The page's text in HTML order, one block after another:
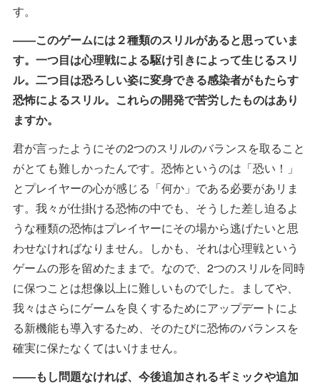
す。
――このゲームには２種類のスリルがあると思っていま
す。一つ目は心理戦による駆け引きによって生じるスリ
ル。二つ目は恐ろしい姿に変身できる感染者がもたらす
恐怖によるスリル。これらの開発で苦労したものはあり
ますか。
君が言ったようにその2つのスリルのバランスを取ること
がとても難しかったんです。恐怖というのは「恐い！」
とプレイヤーの心が感じる「何か」である必要があリま
す。我々が仕掛ける恐怖の中でも、そうした差し迫るよ
うな種類の恐怖はプレイヤーにその場から逃げたいと思
わせなければなりません。しかも、それは心理戦という
ゲームの形を留めたままで。なので、2つのスリルを同時
に保つことは想像以上に難しいものでした。ましてや、
我々はさらにゲームを良くするためにアップデートによ
る新機能も導入するため、そのたびに恐怖のバランスを
確実に保たなくてはいけません。
――もし問題なければ、今後追加されるギミックや追加